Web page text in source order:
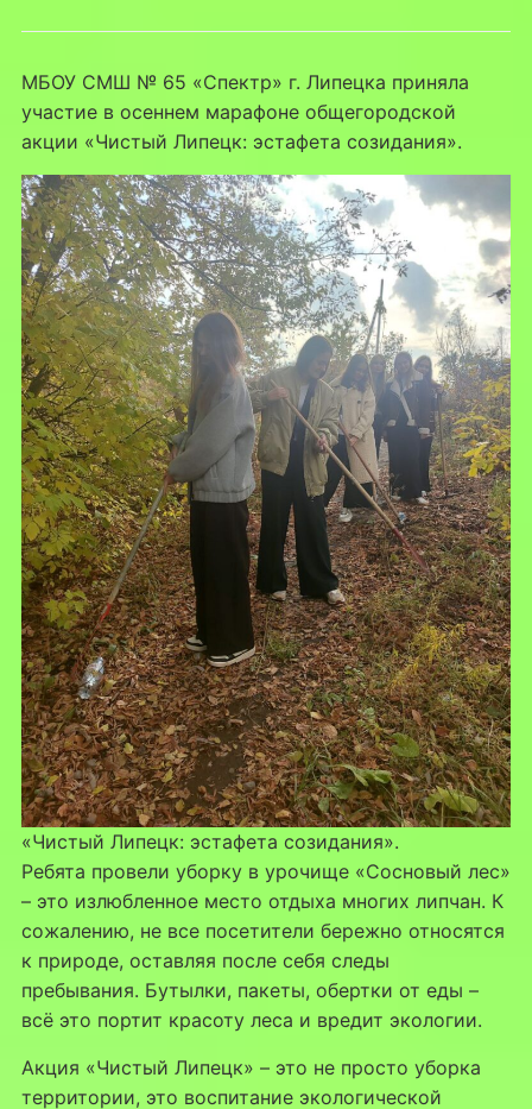
МБОУ СМШ № 65 «Спектр» г. Липецка приняла
участие в осеннем марафоне общегородской
акции «Чистый Липецк: эстафета созидания».
«Чистый Липецк: эстафета созидания».
Ребята провели уборку в урочище «Сосновый лес»
– это излюбленное место отдыха многих липчан. К
сожалению, не все посетители бережно относятся
к природе, оставляя после себя следы
пребывания. Бутылки, пакеты, обертки от еды –
всё это портит красоту леса и вредит экологии.
Акция «Чистый Липецк» – это не просто уборка
территории, это воспитание экологической